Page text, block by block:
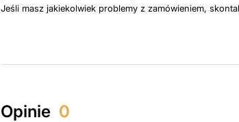
Jeśli masz jakiekolwiek problemy z zamówieniem,
Opinie 0